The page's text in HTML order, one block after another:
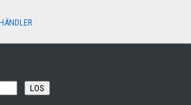
·
LOS